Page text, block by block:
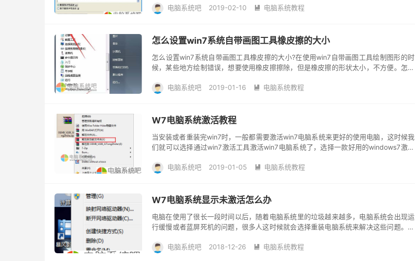
电脑系统吧
2019-02-10  电脑系统教程
怎么设置win7系统自带画图工具橡皮擦的大小
怎么设置win7系统自带画图工具橡皮擦的大小?在使用win7自带画图工具绘制图形的时
候，某些地方绘制错误，想要使用橡皮擦擦除，但是橡皮擦的形状太小，不方便。怎么
电脑系统吧
2019-01-16  电脑系统教程
W7电脑系统激活教程
当安装或者重装完win7时，一般都需要激活win7电脑系统来更好的使用电脑，这时候我
们就可以选择通过win7激活工具激活win7电脑系统了，选择一款好用的windows7激活
电脑系统吧
2019-01-05  电脑系统教程
W7电脑系统显示未激活怎么办
电脑在使用了很长一段时间以后，随着电脑系统里的垃圾越来越多，电脑系统会出现运
行缓慢或者蓝屏死机的问题，很多人这时候就会选择重装电脑系统来解决这些问题。最
激活wi...电脑系统吧 2018-12-26  电脑系统教程